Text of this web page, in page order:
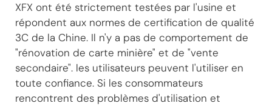
XFX ont été strictement testées par l'usine et
répondent aux normes de certification de qualité
3C de la Chine. Il n'y a pas de comportement de
"rénovation de carte minière" et de "vente
secondaire". les utilisateurs peuvent l'utiliser en
toute confiance. Si les consommateurs
rencontrent des problèmes d'utilisation et